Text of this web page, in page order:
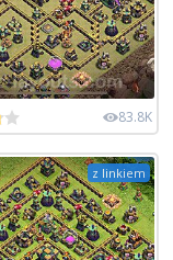
83.8K
z linkiem